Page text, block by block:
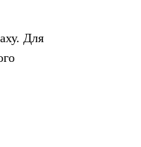
Для